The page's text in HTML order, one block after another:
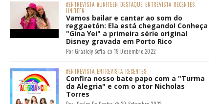
#ENTREVISTA #UNITEEN DESTAQUE ENTREVISTA RECENTES
UNITEEN
Vamos bailar e cantar ao som do
reggaetón: Ela está chegando! Conheça
"Gina Yei" a primeira série original
Disney gravada em Porto Rico
Por:Graziely Sofia 19 Dezembro 2022
#ENTREVISTA ENTREVISTA RECENTES
Confira nosso bate papo com a "Turma
da Alegria" e com o ator Nicholas
Torres